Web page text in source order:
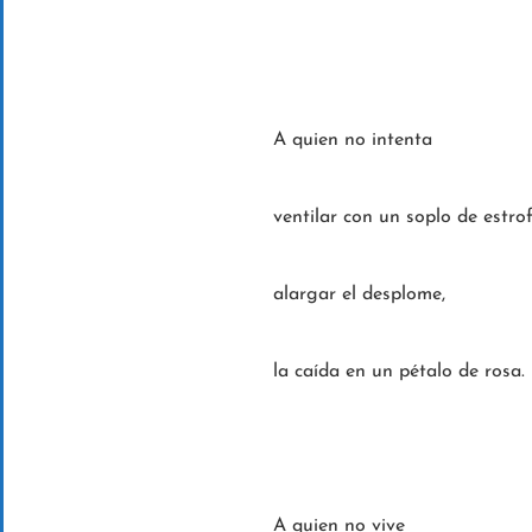
A quien no intenta
ventilar con un soplo de
alargar el desplome,
la caída en un pétalo de rosa.
A quien no vive